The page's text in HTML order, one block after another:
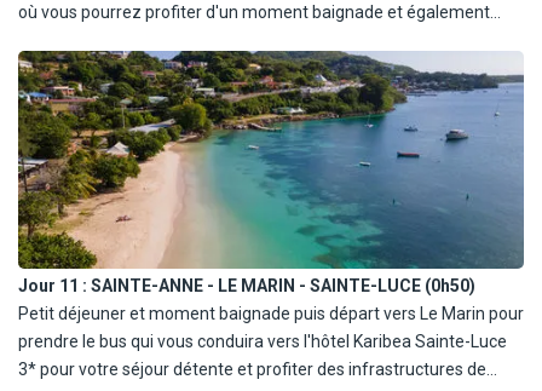
où vous pourrez profiter d'un moment baignade et également
Déjeuner, dîner et nuit à bord.
Jour 11 : SAINTE-ANNE - LE MARIN - SAINTE-LUCE (0h50)
Petit déjeuner et moment baignade puis départ vers Le Marin pour
prendre le bus qui vous conduira vers l'hôtel Karibea Sainte-Luce
3* pour votre séjour détente et profiter des infrastructures de